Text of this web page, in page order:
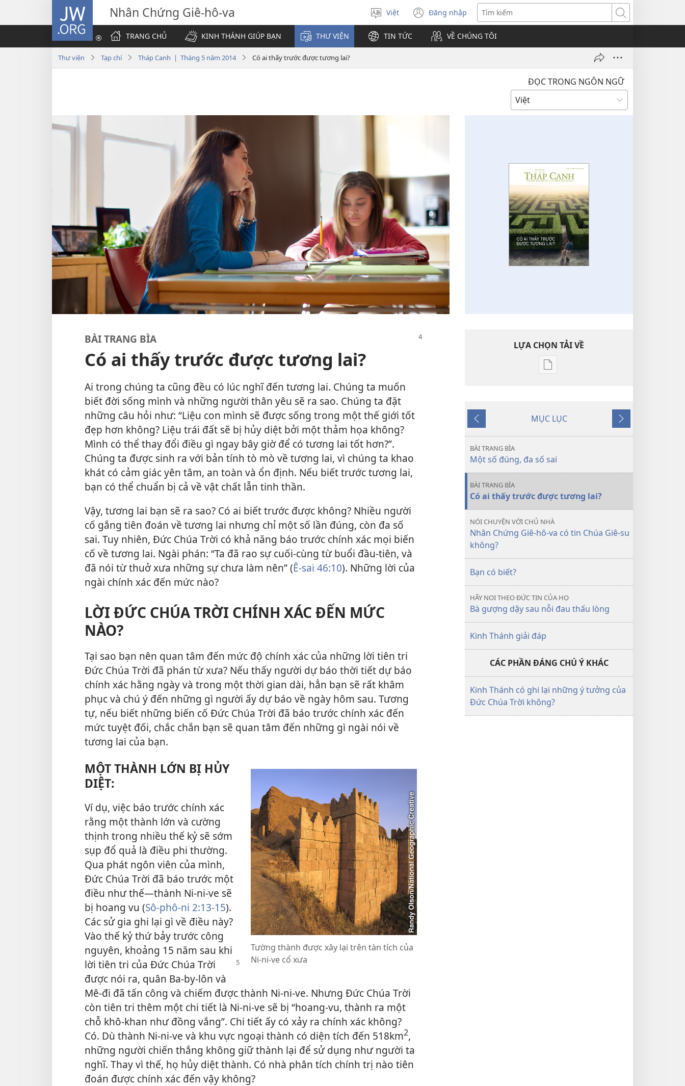
JW.ORG Nhân Chứng Giê-hô-va
Chọn
ngôn
ngữ
Việt Đăng nhập
(mở
cửa
sổ
mới)
Tìm
kiếm
TRANG CHỦ
KINH THÁNH GIÚP BẠN THƯ VIỆN TIN TỨC VỀ CHÚNG TÔI
Thư viện Tạp chí Tháp Canh | Tháng 5 năm 2014 Có ai thấy trước được tương lai?
ĐỌC TRONG NGÔN NGỮ
BÀI TRANG BÌA
Có ai thấy trước được tương lai?
Ai trong chúng ta cũng đều có lúc nghĩ đến tương lai. Chúng ta muốn
biết đời sống mình và những người thân yêu sẽ ra sao. Chúng ta đặt
những câu hỏi như: “Liệu con mình sẽ được sống trong một thế giới tốt
đẹp hơn không? Liệu trái đất sẽ bị hủy diệt bởi một thảm họa không?
Mình có thể thay đổi điều gì ngay bây giờ để có tương lai tốt hơn?”.
Chúng ta được sinh ra với bản tính tò mò về tương lai, vì chúng ta khao
khát có cảm giác yên tâm, an toàn và ổn định. Nếu biết trước tương lai,
bạn có thể chuẩn bị cả về vật chất lẫn tinh thần.
Vậy, tương lai bạn sẽ ra sao? Có ai biết trước được không? Nhiều người
cố gắng tiên đoán về tương lai nhưng chỉ một số lần đúng, còn đa số
sai. Tuy nhiên, Đức Chúa Trời có khả năng báo trước chính xác mọi biến
cố về tương lai. Ngài phán: “Ta đã rao sự cuối-cùng từ buổi đầu-tiên, và
đã nói từ thuở xưa những sự chưa làm nên” (Ê-sai 46:10). Những lời của
ngài chính xác đến mức nào?
LỜI ĐỨC CHÚA TRỜI CHÍNH XÁC ĐẾN MỨC
NÀO?
Tại sao bạn nên quan tâm đến mức độ chính xác của những lời tiên tri
Đức Chúa Trời đã phán từ xưa? Nếu thấy người dự báo thời tiết dự báo
chính xác hằng ngày và trong một thời gian dài, hẳn bạn sẽ rất khâm
phục và chú ý đến những gì người ấy dự báo về ngày hôm sau. Tương
tự, nếu biết những biến cố Đức Chúa Trời đã báo trước chính xác đến
mức tuyệt đối, chắc chắn bạn sẽ quan tâm đến những gì ngài nói về
tương lai của bạn.
Tường thành được xây lại trên tàn tích của
Ni-ni-ve cổ xưa
MỘT THÀNH LỚN BỊ HỦY
DIỆT:
Ví dụ, việc báo trước chính xác
rằng một thành lớn và cường
thịnh trong nhiều thế kỷ sẽ sớm
sụp đổ quả là điều phi thường.
Qua phát ngôn viên của mình,
Đức Chúa Trời đã báo trước một
điều như thế—thành Ni-ni-ve sẽ
bị hoang vu (Sô-phô-ni 2:13-15).
Các sử gia ghi lại gì về điều này?
Vào thế kỷ thứ bảy trước công
nguyên, khoảng 15 năm sau khi
lời tiên tri của Đức Chúa Trời
được nói ra, quân Ba-by-lôn và
Mê-đi đã tấn công và chiếm được thành Ni-ni-ve. Nhưng Đức Chúa Trời
còn tiên tri thêm một chi tiết là Ni-ni-ve sẽ bị “hoang-vu, thành ra một
chỗ khô-khan như đồng vắng”. Chi tiết ấy có xảy ra chính xác không?
Có. Dù thành Ni-ni-ve và khu vực ngoại thành có diện tích đến 518km2,
những người chiến thắng không giữ thành lại để sử dụng như người ta
nghĩ. Thay vì thế, họ hủy diệt thành. Có nhà phân tích chính trị nào tiên
đoán được chính xác đến vậy không?
LỰA CHỌN TẢI VỀ
Tùy
các
điện
CANH
ai
thấy
Trước
MỤC LỤC
Tiếp
theo
BÀI TRANG BÌA
Một số đúng, đa số sai
BÀI TRANG BÌA
Có ai thấy trước được tương lai?
NÓI CHUYỆN VỚI CHỦ NHÀ
Nhân Chứng Giê-hô-va có tin Chúa Giê-su
không?
Bạn có biết?
HÃY NOI THEO ĐỨC TIN CỦA HỌ
Bà gượng dậy sau nỗi đau thấu lòng
Kinh Thánh giải đáp
CÁC PHẦN ĐÁNG CHÚ Ý KHÁC
Kinh Thánh có ghi lại những ý tưởng của
Đức Chúa Trời không?